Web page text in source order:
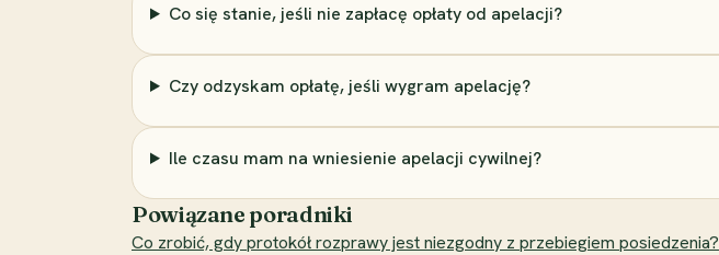
Co się stanie, jeśli nie zapłacę opłaty od apelacji?
Czy odzyskam opłatę, jeśli wygram apelację?
Ile czasu mam na wniesienie apelacji cywilnej?
Powiązane poradniki
Co zrobić, gdy protokół rozprawy jest niezgodny z przebiegiem posiedzenia?